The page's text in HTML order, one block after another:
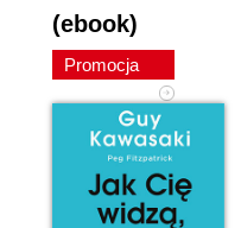
(ebook)
Promocja